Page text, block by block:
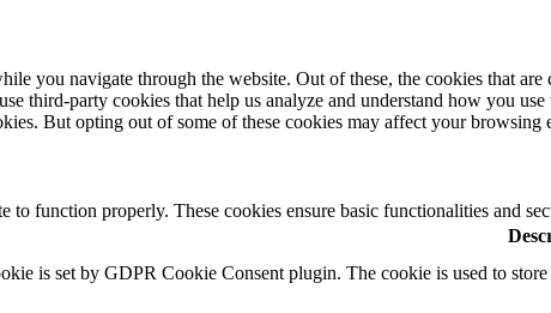
you navigate through the website. Out of these, the cookies that
third-party cookies that help us analyze and understand how you
But opting out of some of these cookies may affect your browsing
to function properly. These cookies ensure basic functionalities and
is set by GDPR Cookie Consent plugin. The cookie is used to